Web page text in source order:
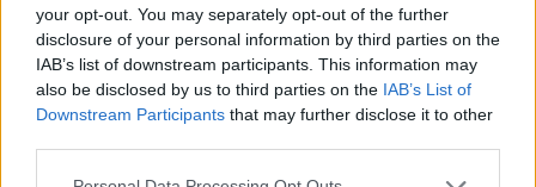
your opt-out. You may separately opt-out of the further
disclosure of your personal information by third parties on the
IAB’s list of downstream participants. This information may
also be disclosed by us to third parties on the IAB’s List of
Downstream Participants that may further disclose it to other
Please note that this website/app uses one or more Google